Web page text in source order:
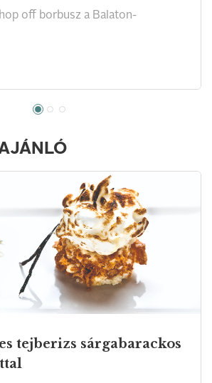
off borbusz a Balaton-
tejberizs sárgabarackos